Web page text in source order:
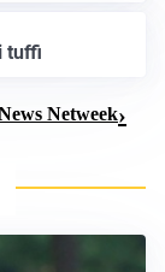
tuffi
Netweek